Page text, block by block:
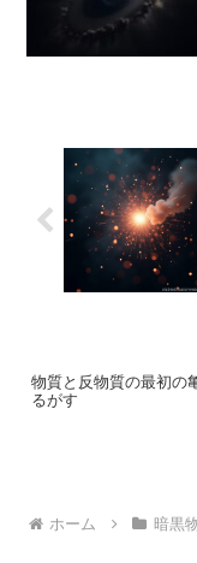
物質と反物質の最初の
るがす
ホーム 暗黒